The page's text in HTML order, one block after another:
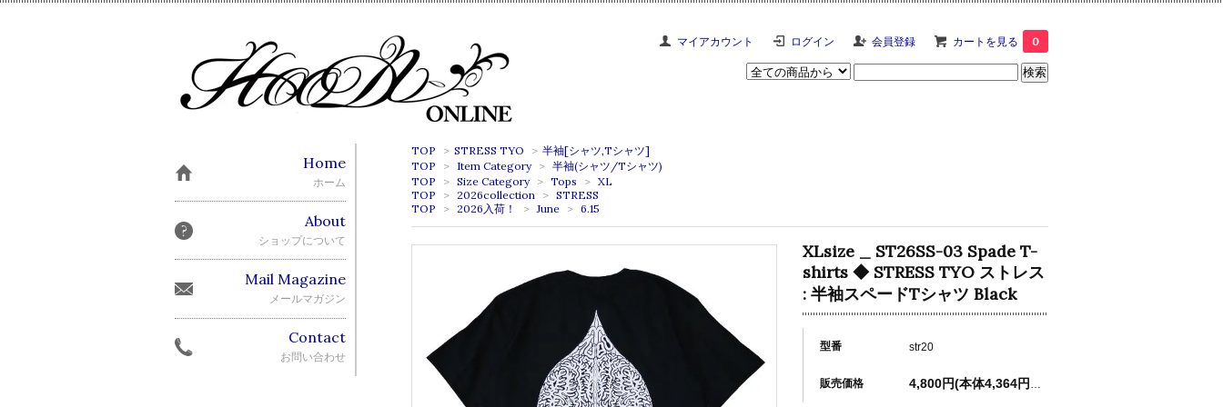
マイアカウント ログイン 会員登録 カートを見る 0
TOP > STRESS TYO > 半袖[シャツ,Tシャツ]
TOP
> Item Category > 半袖(シャツ/Tシャツ)
TOP
> Size Category > Tops > XL
TOP
> 2026collection > STRESS
TOP
> 2026入荷！ > June > 6.15
XLsize _ ST26SS-03 Spade T-
shirts ◆ STRESS TYO ストレス
: 半袖スペードTシャツ Black
型番 str20
販売価格
Home
ホーム
About
ショップについて
Mail Magazine
メールマガジン
Contact
お問い合わせ